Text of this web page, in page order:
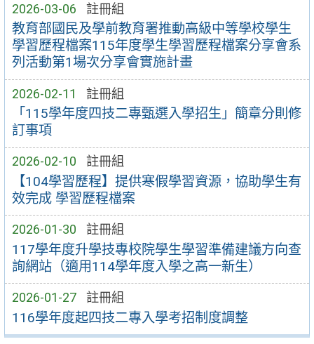
2026-03-06 註冊組
教育部國民及學前教育署推動高級中等學校學生
學習歷程檔案115年度學生學習歷程檔案分享會系
列活動第1場次分享會實施計畫
2026-02-11 註冊組
「115學年度四技二專甄選入學招生」簡章分則修
訂事項
2026-02-10 註冊組
【104學習歷程】提供寒假學習資源，協助學生有
效完成 學習歷程檔案
2026-01-30 註冊組
117學年度升學技專校院學生學習準備建議方向查
詢網站（適用114學年度入學之高一新生）
2026-01-27 註冊組
116學年度起四技二專入學考招制度調整